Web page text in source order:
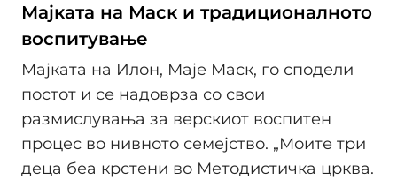
Мајката на Маск и традиционалното
воспитување
Мајката на Илон, Маје Маск, го сподели
постот и се надоврза со свои
размислувања за верскиот воспитен
процес во нивното семејство. „Моите три
деца беа крстени во Методистичка црква.